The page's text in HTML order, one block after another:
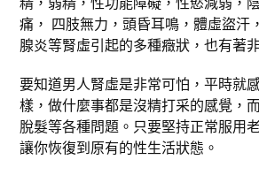
痛， 四肢無力，頭昏耳鳴，體虛盜汗
腺炎等腎虛引起的多種癥狀，也有著
要知道男人腎虛是非常可怕，平時就
樣，做什麼事都是沒精打采的感覺，
脫髮等各種問題。只要堅持正常服用
讓你恢復到原有的性生活狀態。